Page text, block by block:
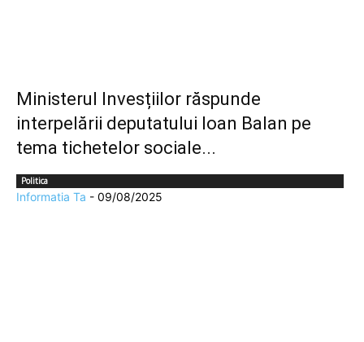
Ministerul Invesțiilor răspunde
interpelării deputatului Ioan Balan pe
tema tichetelor sociale...
Politica
Informatia Ta - 09/08/2025